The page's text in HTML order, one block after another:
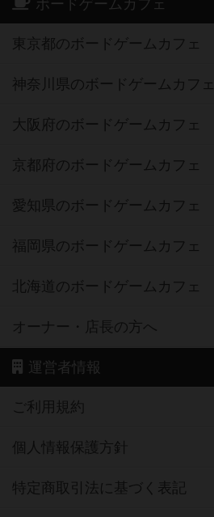
ボードゲームカフェ
東京都のボードゲームカフェ
神奈川県のボードゲームカフェ
大阪府のボードゲームカフェ
京都府のボードゲームカフェ
愛知県のボードゲームカフェ
福岡県のボードゲームカフェ
北海道のボードゲームカフェ
オーナー・店長の方へ
運営者情報
ご利用規約
個人情報保護方針
特定商取引法に基づく表記